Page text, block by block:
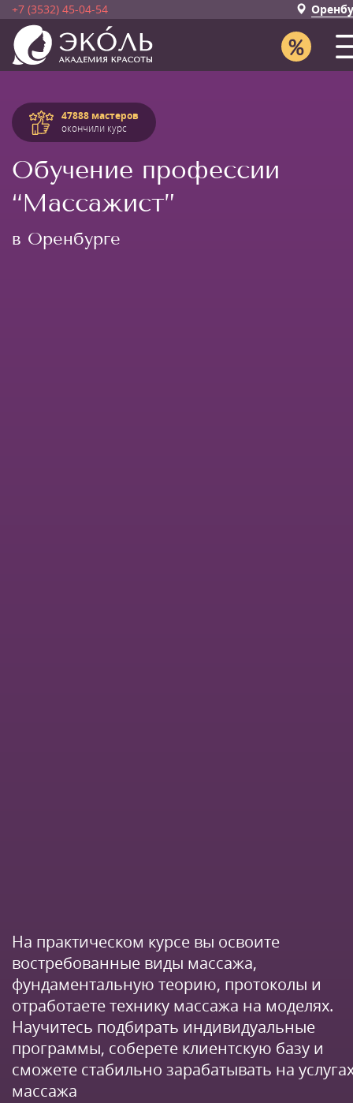
+7 (3532) 45-04-54
47888 мастеров
окончили курс
Обучение профессии
“Массажист”
в Оренбурге
На практическом курсе вы освоите
востребованные виды массажа,
фундаментальную теорию, протоколы и
отработаете технику массажа на моделях.
Научитесь подбирать индивидуальные
программы, соберете клиентскую базу и
сможете стабильно зарабатывать на
массажа